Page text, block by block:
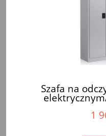
Szafa na
1